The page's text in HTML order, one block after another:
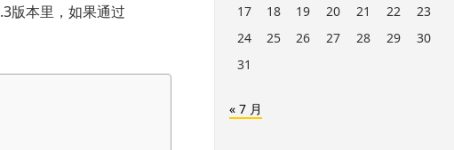
版本里，如果通过
17
18 19 20 21 22
23
24
25 26 27 28 29
30
31
« 7 月